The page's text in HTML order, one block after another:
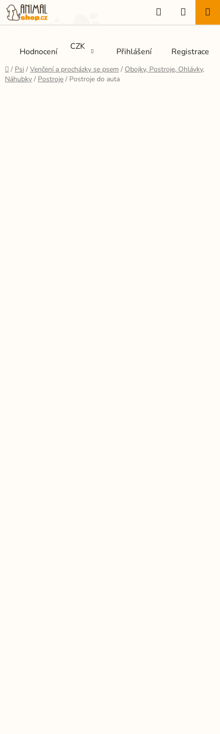
Přejít
na
obsah
Hodnocení CZK Přihlášení Registrace
Hledat
KOŠÍK
Domů
/ Psi / Venčení a procházky se psem / Obojky, Postroje, Ohlávky,
Náhubky / Postroje / Postroje do auta